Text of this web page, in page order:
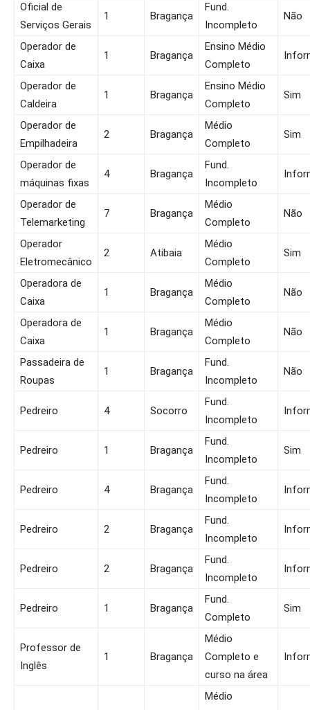
Oficial de
Serviços Gerais
1 Bragança
Fund.
Incompleto
Não
Operador de
Caixa
1 Bragança
Ensino Médio
Completo
Operador de
Caldeira
1 Bragança
Ensino Médio
Completo
Sim
Operador de
Empilhadeira
2 Bragança
Médio
Completo
Sim
Operador de
máquinas fixas
4 Bragança
Fund.
Incompleto
Operador de
Telemarketing
7 Bragança
Médio
Completo
Não
Operador
Eletromecânico
2 Atibaia
Médio
Completo
Sim
Operadora de
Caixa
1 Bragança
Médio
Completo
Não
Operadora de
Caixa
1 Bragança
Médio
Completo
Não
Passadeira de
Roupas
1 Bragança
Fund.
Incompleto
Não
Pedreiro 4 Socorro
Fund.
Incompleto
Pedreiro 1 Bragança
Fund.
Incompleto
Sim
Pedreiro 4 Bragança
Fund.
Incompleto
Pedreiro 2 Bragança
Fund.
Incompleto
Pedreiro 2 Bragança
Fund.
Incompleto
Pedreiro 1 Bragança
Fund.
Completo
Sim
Professor de
Inglês
1 Bragança
Médio
Completo e
curso na área
Médio